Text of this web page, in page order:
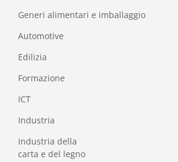
Generi alimentari e imballaggio
Automotive
Edilizia
Formazione
ICT
Industria
Industria della
carta e del legno